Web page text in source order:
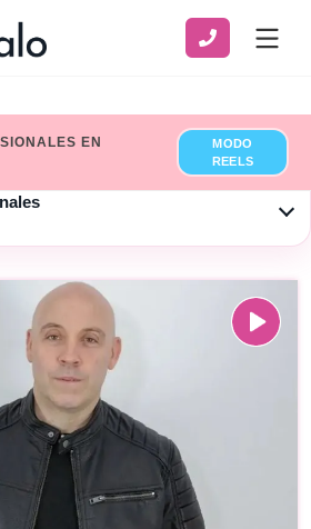
EN
MODO
REELS
que han añadido sus datos de